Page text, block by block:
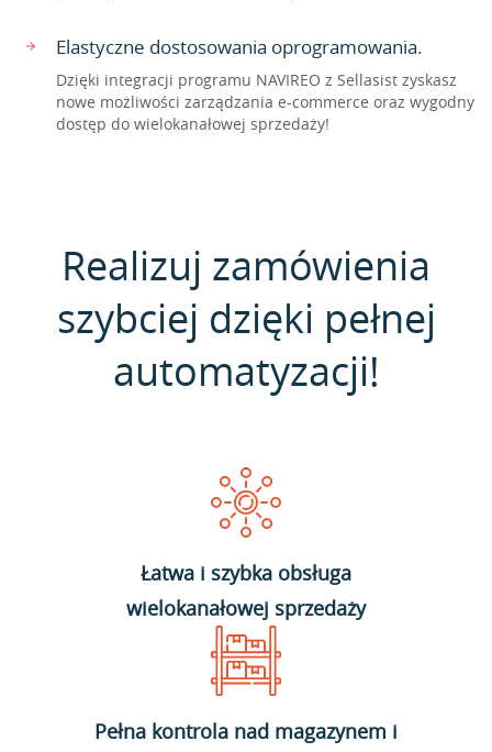
Elastyczne dostosowania oprogramowania.
Dzięki integracji programu NAVIREO z Sellasist zyskasz
nowe możliwości zarządzania e-commerce oraz wygodny
dostęp do wielokanałowej sprzedaży!
Realizuj zamówienia
szybciej dzięki pełnej
automatyzacji!
Łatwa i szybka obsługa
wielokanałowej sprzedaży
Pełna kontrola nad magazynem i